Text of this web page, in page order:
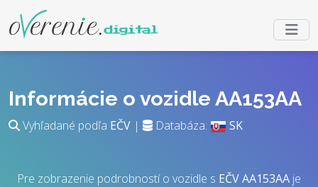
Informácie o vozidle AA153AA
Vyhľadané podľa EČV | Databáza: SK
Pre zobrazenie podrobností o vozidle s EČVAA153AA je